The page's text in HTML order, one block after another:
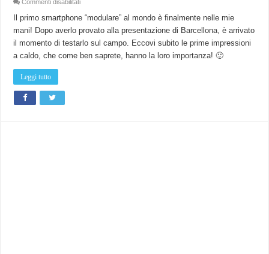
Commenti disabilitati
G5
:
Prime
(Foto
e
Video)
Il primo smartphone “modulare” al mondo è finalmente nelle mie
mani! Dopo averlo provato alla presentazione di Barcellona, è arrivato
il momento di testarlo sul campo. Eccovi subito le prime impressioni
a caldo, che come ben saprete, hanno la loro importanza! 🙂
Leggi tutto